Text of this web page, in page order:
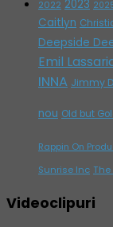
2022 2023
Caitlyn
Deepside
Emil
INNA Jimmy
nou Old but
Rappin On
Sunrise Inc The
Videoclipuri